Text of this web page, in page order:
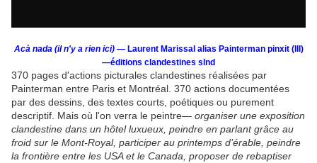
Acà nada (il n'y a rien ici)— Laurent Marissal alias Painterman pinxit (III)
—éditions clandestines slnd
370 pages d'actions picturales clandestines réalisées par
Painterman entre Paris et Montréal. 370 actions documentées
par des dessins, des textes courts, poétiques ou purement
descriptif. Mais où l'on verra le peintre— organiser une exposition
clandestine dans un hôtel luxueux, peindre en parlant grâce au
froid sur le Mont-Royal, participer au printemps d’érable, peindre
la frontière entre les USA et le Canada, proposer de rebaptiser